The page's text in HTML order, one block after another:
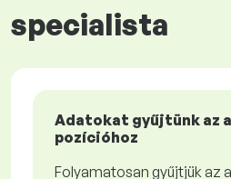
specialista
Adatokat gyűjtünk az
pozícióhoz
Folyamatosan gyűjtjük az